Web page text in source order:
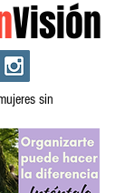
Visión
sin